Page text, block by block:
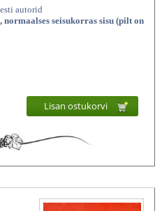
autorid
seisukorras sisu (pilt on
Lisan ostukorvi